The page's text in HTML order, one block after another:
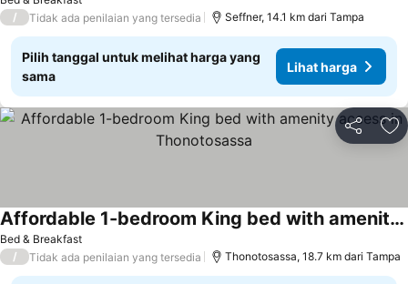
/ Tidak ada penilaian yang tersedia Seffner, 14.1 km dari Tampa
Pilih tanggal untuk melihat harga yang
sama
Lihat harga
Bagikan
Bed & Breakfast
Affordable 1-bedroom King bed with amenity access in Thonotosassa
/ Tidak ada penilaian yang tersedia Thonotosassa, 18.7 km dari Tampa